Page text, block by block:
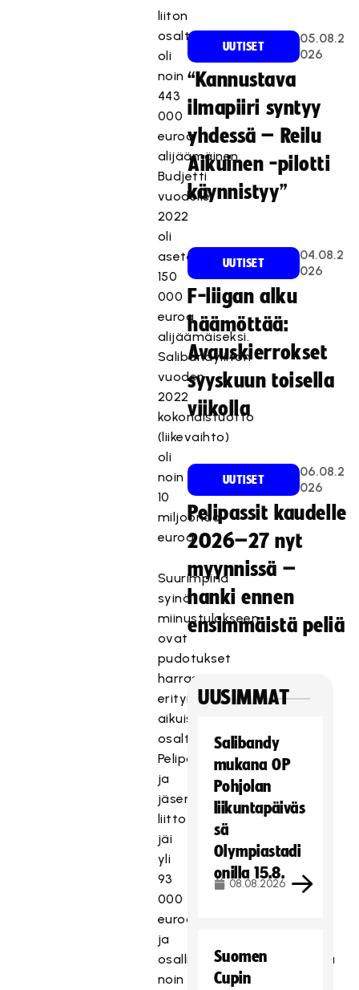
liiton
osalta
oli
noin
443
000
euroa
alijäämäinen.
Budjetti
vuodelle
2022
oli
asetettu
150
000
euroa
alijäämäiseksi.
Salibandyliiton
vuoden
2022
kokonaistuotto
(liikevaihto)
oli
noin
10
miljoonaa
euroa.
Suurimpina
syinä
miinustulokseen
ovat
pudotukset
harrastajamäärissä,
erityisesti
aikuisten
osalta.
Pelipassi-
ja
jäsenmaksutuotoissa
liitto
jäi
yli
93
000
euroa
ja
osallistumismaksutuotoissa
noin
UUTISET
05.08.2
026
“Kannustava
ilmapiiri syntyy
yhdessä – Reilu
Aikuinen -pilotti
käynnistyy”
UUTISET
04.08.2
026
F-liigan alku
häämöttää:
Avauskierrokset
syyskuun toisella
viikolla
UUTISET
06.08.2
026
Pelipassit kaudelle
2026–27 nyt
myynnissä –
hanki ennen
ensimmäistä peliä
UUSIMMAT
Salibandy
mukana OP
Pohjolan
liikuntapäiväs
sä
Olympiastadi
onilla 15.8.
08.08.2026
Suomen
Cupin